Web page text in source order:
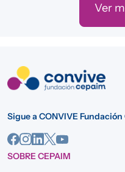
Ver
Sigue a CONVIVE
SOBRE CEPAIM